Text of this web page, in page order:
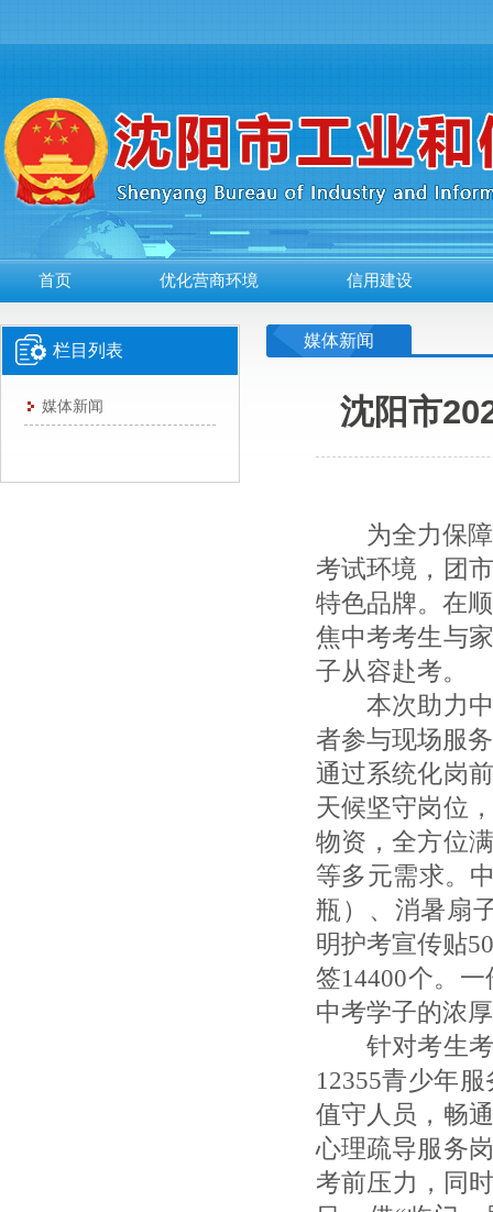
首页 优化营商环境 信用建设
栏目列表
媒体新闻
媒体新闻
沈阳市
为全力保障
考试环境，团
特色品牌。在
焦中考考生与
子从容赴考。
本次助力中
者参与现场服
通过系统化岗
天候坚守岗位
物资，全方位
等多元需求。
瓶）、消暑扇
明护考宣传贴
签14400个。
中考学子的浓
针对考生考
12355青少年
值守人员，畅
心理疏导服务
考前压力，同